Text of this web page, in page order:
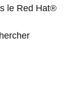
le Red Hat®